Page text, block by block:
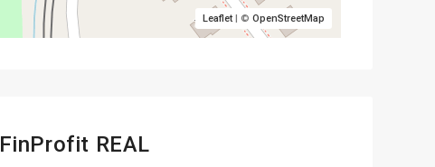
Leaflet| © OpenStreetMap
FinProfit REAL